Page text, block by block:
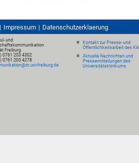
Impressum Datenschutzerklaerung
und
Freiburg
0761 203 4302
0761 203 4278
freiburg.de
Kontakt zur Presse- und
Öffentlichkeitsarbeit des
Aktuelle Nachrichten und
Pressemitteilungen des
Universitätsklinikums